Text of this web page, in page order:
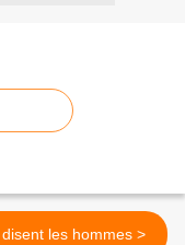
Que disent les hommes >